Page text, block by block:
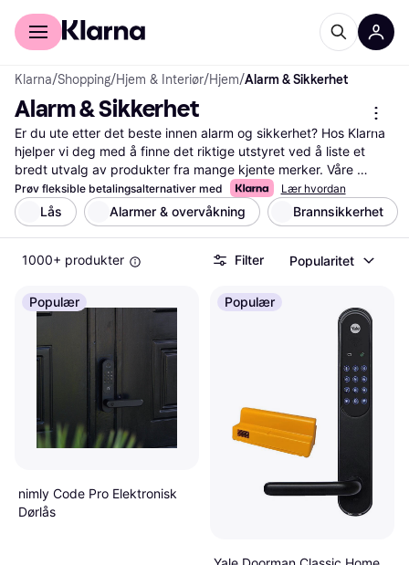
For kunder
Klarna/Shopping/Hjem & Interiør/Hjem/Alarm & Sikkerhet
Alarm & Sikkerhet
Er du ute etter det beste innen alarm og sikkerhet? Hos Klarna
hjelper vi deg med å finne det riktige utstyret ved å liste et
bredt utvalg av produkter fra mange kjente merker. Våre
nyttige kategorifilter gjør det enkelt for deg å sortere etter
funksjoner, pris eller brukeranmeldelser. Dette gir deg
muligheten til å velge det som passer dine behov best. Enten
du trenger en enkel alarm eller et komplett sikkerhetssystem,
kan du stole på at vi har den nyeste informasjonen og de beste
produktenes kvalitet og pålitelighet. Vi guider deg til den rette
beslutningen ved å gi deg alt du trenger å vite på ett sted.
sikkerhetssystem!
Les mer om alarm & sikkerhet her
Prøv fleksible betalingsalternativer med Lær hvordan
Lås Alarmer & overvåkning Brannsikkerhet
1000+ produkter Filter Popularitet
Populær
nimly Code Pro Elektronisk
Dørlås
Populær